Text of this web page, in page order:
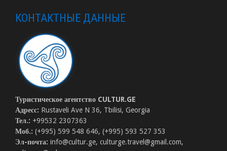
КОНТАКТНЫЕ ДАННЫЕ
Туристическое агентство CULTUR.GE
Адресс: Rustaveli Ave N 36, Tbilisi, Georgia
Тел.: +99532 2307363
Моб.: (+995) 599 548 646, (+995) 593 527 353
Эл-почта: info@cultur.ge, culturge.travel@gmail.com,